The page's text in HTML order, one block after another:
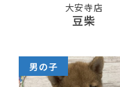
大安寺店
豆柴
男の子